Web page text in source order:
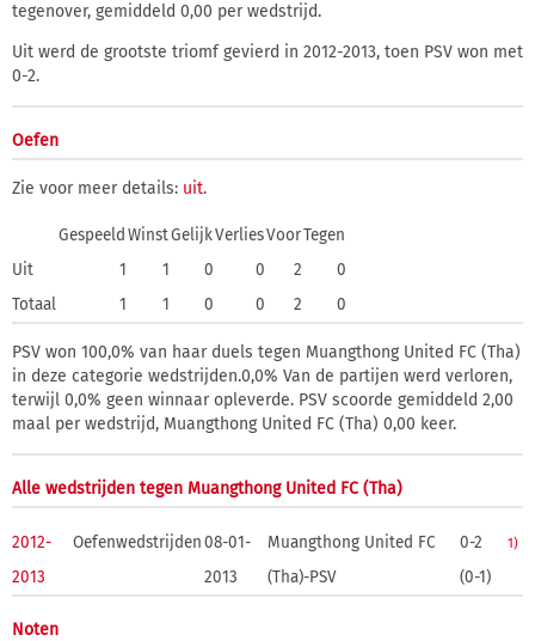
tegenover, gemiddeld 0,00 per wedstrijd.
Uit werd de grootste triomf gevierd in 2012-2013, toen PSV won met
0-2.
Oefen
Zie voor meer details: uit.
Gespeeld WinstGelijkVerliesVoorTegen
Uit
1 1 0 0 2
0
Totaal
1 1 0 0 2 0
PSV won 100,0% van haar duels tegen Muangthong United FC (Tha)
in deze categorie wedstrijden.0,0% Van de partijen werd verloren,
terwijl 0,0% geen winnaar opleverde. PSV scoorde gemiddeld 2,00
maal per wedstrijd, Muangthong United FC (Tha) 0,00 keer.
Alle wedstrijden tegen Muangthong United FC (Tha)
2012-
2013
Oefenwedstrijden08-01-
2013
Muangthong United FC
(Tha)-PSV
0-2
(0-1)
1)
Noten